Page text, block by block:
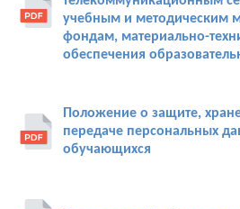
учебным и методическим
фондам, материально-
обеспечения
Положение о защите,
передаче персональных
обучающихся